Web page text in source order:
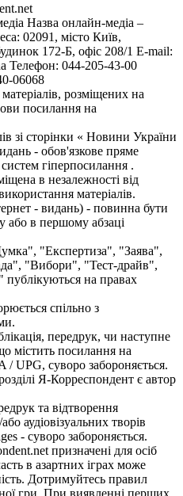
Назва онлайн-медіа –
02091, місто Київ,
172-Б, офіс 208/1 E-mail:
Телефон: 044-205-43-00
06068
розміщених на
посилання на
зі сторінки « Новини України
- обов'язкове пряме
гіперпосилання .
в незалежності від
матеріалів.
- видань) - повинна бути
або в першому абзаці
"Експертиза", "Заява",
"Вибори", "Тест-драйв",
на правах
спільно з
передрук, чи наступне
містить посилання на
/ UPG, суворо забороняється.
Я-Корреспондент є автор
та відтворення
аудіовізуальних творів
- суворо забороняється.
призначені для осіб
в азартних іграх може
Дотримуйтесь правил
гри. При виявленні перших